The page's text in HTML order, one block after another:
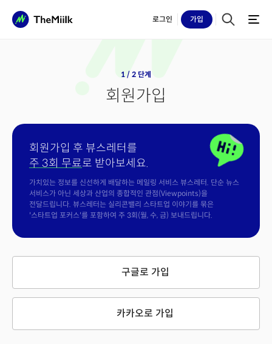
로그인 가입
1 / 2 단계
회원가입
회원가입 후 뷰스레터를
주 3회 무료로 받아보세요.
가치있는 정보를 신선하게 배달하는 메일링 서비스 뷰스레터. 단순 뉴스
서비스가 아닌 세상과 산업의 종합적인 관점(Viewpoints)을
전달드립니다. 뷰스레터는 실리콘밸리 스타트업 이야기를 묶은
'스타트업 포커스'를 포함하여 주 3회(월, 수, 금) 보내드립니다.
구글로 가입
카카오로 가입